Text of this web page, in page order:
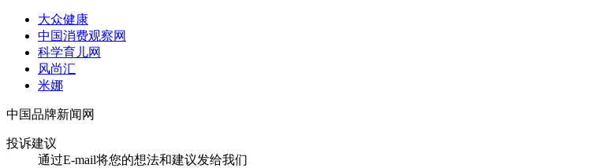
大众健康
中国消费观察网
科学育儿网
风尚汇
米娜
中国品牌新闻网
投诉建议
通过E-mail将您的想法和建议发给我们